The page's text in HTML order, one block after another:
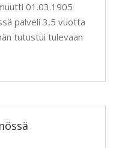
01.03.1905
palveli 3,5 vuotta
tutustui tulevaan